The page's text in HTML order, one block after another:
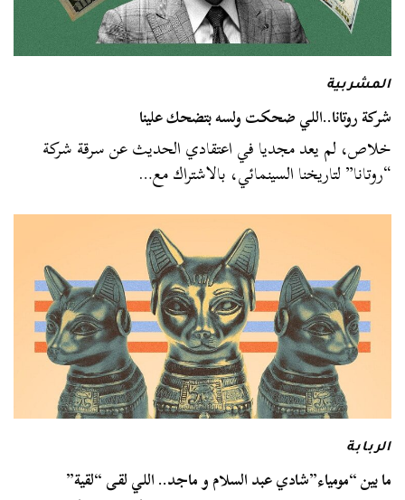
المشربية
شركة روتانا..اللي ضحكت ولسه بتضحك علينا
خلاص، لم يعد مجديا في اعتقادي الحديث عن سرقة شركة
“روتانا” لتاريخنا السينمائي، بالاشتراك مع…
الربابة
ما بين “مومياء”شادي عبد السلام و ماجد.. اللي لقى “لقية”